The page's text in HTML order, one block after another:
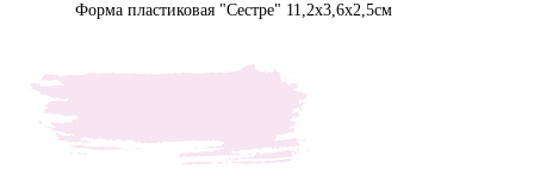
Форма пластиковая "Сестре" 11,2х3,6х2,5см